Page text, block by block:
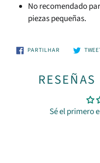
No recomendado
piezas pequeñas.
PARTILHARPARTILHE
NO
Sé el primero